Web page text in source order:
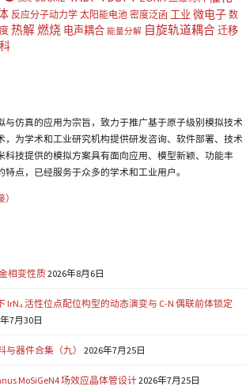
反应分子动力学 太阳能电池 密度泛函 工业 微电子 数
热解燃烧 电声耦合 能量分解 自旋轨道耦合迁移
与仿真的应用为宗旨，致力于推广基于原子级别模拟技术
，为学术和工业研究机构提供研发咨询、软件部署、技术
科技提供的模拟方案具有面向应用、模型新颖、功能丰
点，已经服务于众多的学术和工业用户。
相变性质2026年8月6日
IrN₄ 活性位点配位构型的动态演变与 C-N 偶联前体锁定
7月30日
与器件合集（九） 2026年7月25日
MoSiGeN4 场效应晶体管设计2026年7月25日